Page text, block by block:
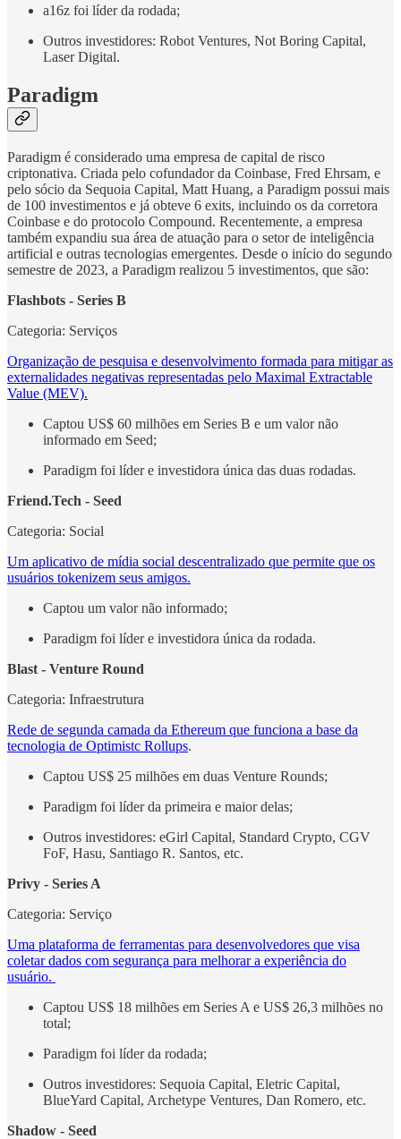
a16z foi líder da rodada;
Outros investidores: Robot Ventures, Not Boring Capital,
Laser Digital.
Paradigm
Paradigm é considerado uma empresa de capital de risco
criptonativa. Criada pelo cofundador da Coinbase, Fred Ehrsam, e
pelo sócio da Sequoia Capital, Matt Huang, a Paradigm possui mais
de 100 investimentos e já obteve 6 exits, incluindo os da corretora
Coinbase e do protocolo Compound. Recentemente, a empresa
também expandiu sua área de atuação para o setor de inteligência
artificial e outras tecnologias emergentes. Desde o início do segundo
semestre de 2023, a Paradigm realizou 5 investimentos, que são:
Flashbots - Series B
Categoria: Serviços
Organização de pesquisa e desenvolvimento formada para mitigar as
externalidades negativas representadas pelo Maximal Extractable
Value (MEV).
Captou US$ 60 milhões em Series B e um valor não
informado em Seed;
Paradigm foi líder e investidora única das duas rodadas.
Friend.Tech - Seed
Categoria: Social
Um aplicativo de mídia social descentralizado que permite que os
usuários tokenizem seus amigos.
Captou um valor não informado;
Paradigm foi líder e investidora única da rodada.
Blast - Venture Round
Categoria: Infraestrutura
Rede de segunda camada da Ethereum que funciona a base da
tecnologia de Optimistc Rollups.
Captou US$ 25 milhões em duas Venture Rounds;
Paradigm foi líder da primeira e maior delas;
Outros investidores: eGirl Capital, Standard Crypto, CGV
FoF, Hasu, Santiago R. Santos, etc.
Privy - Series A
Categoria: Serviço
Uma plataforma de ferramentas para desenvolvedores que visa
coletar dados com segurança para melhorar a experiência do
usuário.
Captou US$ 18 milhões em Series A e US$ 26,3 milhões no
total;
Paradigm foi líder da rodada;
Outros investidores: Sequoia Capital, Eletric Capital,
BlueYard Capital, Archetype Ventures, Dan Romero, etc.
Shadow - Seed